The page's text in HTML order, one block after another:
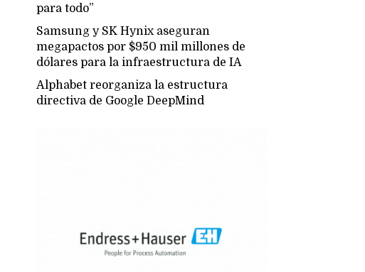
para todo”
Samsung y SK Hynix aseguran
megapactos por $950 mil millones de
dólares para la infraestructura de IA
Alphabet reorganiza la estructura
directiva de Google DeepMind